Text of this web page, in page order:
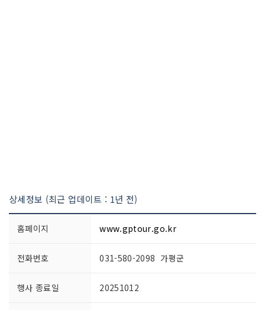
상세정보 (최근 업데이트 : 1년 전)
홈페이지 www.gptour.go.kr
전화번호 031-580-2098 가평군
행사 종료일 20251012